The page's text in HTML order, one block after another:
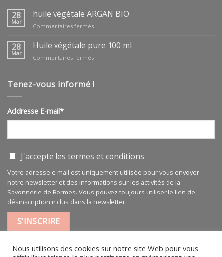
28
Mar
huile végétale ARGAN BIO
Commentaires ferméssur
végétale
ARGAN
BIO
28
Mar
Huile végétale pure 100 ml
Commentaires ferméssur
pure
Tenez-vous informé !
Addresse E-mail*
J'accepte les termes et conditions
Votre adresse e-mail est uniquement utilisée pour vous envoyer
notre newsletter et des informations sur les activités de la
Savonnerie de Bormes. Vous pouvez toujours utiliser le lien de
désinscription inclus dans la newsletter.
Nous utilisons des cookies sur notre site Web pour vous